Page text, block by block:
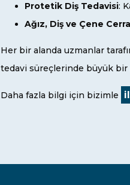
Protetik Diş Tedavisi:
Ağız, Diş ve Çene
Her bir alanda uzmanlar
tedavi süreçlerinde büyük bir
Daha fazla bilgi için bizimle